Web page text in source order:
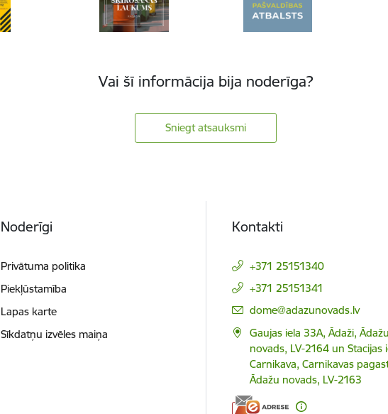
Vai šī informācija bija noderīga?
Sniegt atsauksmi
Noderīgi
Privātuma politika
Piekļūstamība
Lapas karte
Sīkdatņu izvēles maiņa
Kontakti
+371 25151340
+371 25151341
E-pasts:
dome@adazunovads.lv
Gaujas iela 33A, Ādaži, Ādažu
novads, LV-2164 un Stacijas
Carnikava, Carnikavas
Ādažu novads, LV-2163